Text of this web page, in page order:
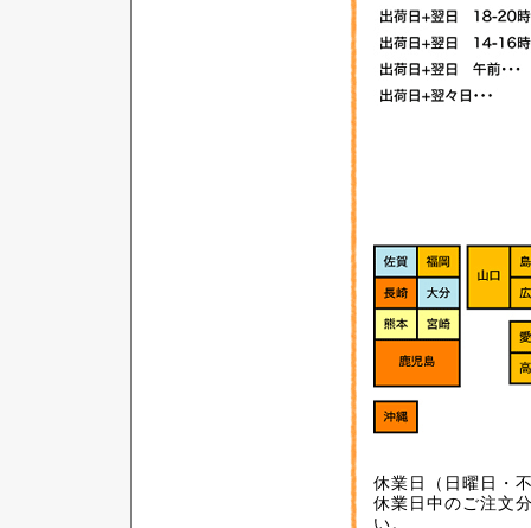
休業日（日曜日・
休業日中のご注文
い。